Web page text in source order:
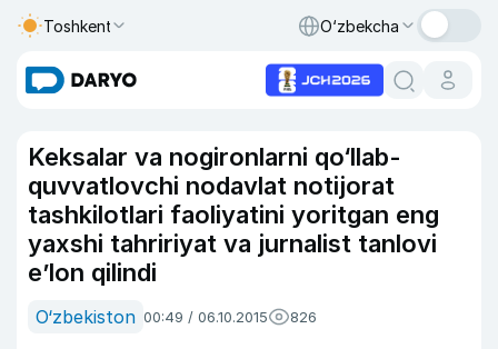
Toshkent O‘zbekcha
Keksalar va nogironlarni qo‘llab-
quvvatlovchi nodavlat notijorat
tashkilotlari faoliyatini yoritgan eng
yaxshi tahririyat va jurnalist tanlovi
e’lon qilindi
O‘zbekiston 00:49 / 06.10.2015 826